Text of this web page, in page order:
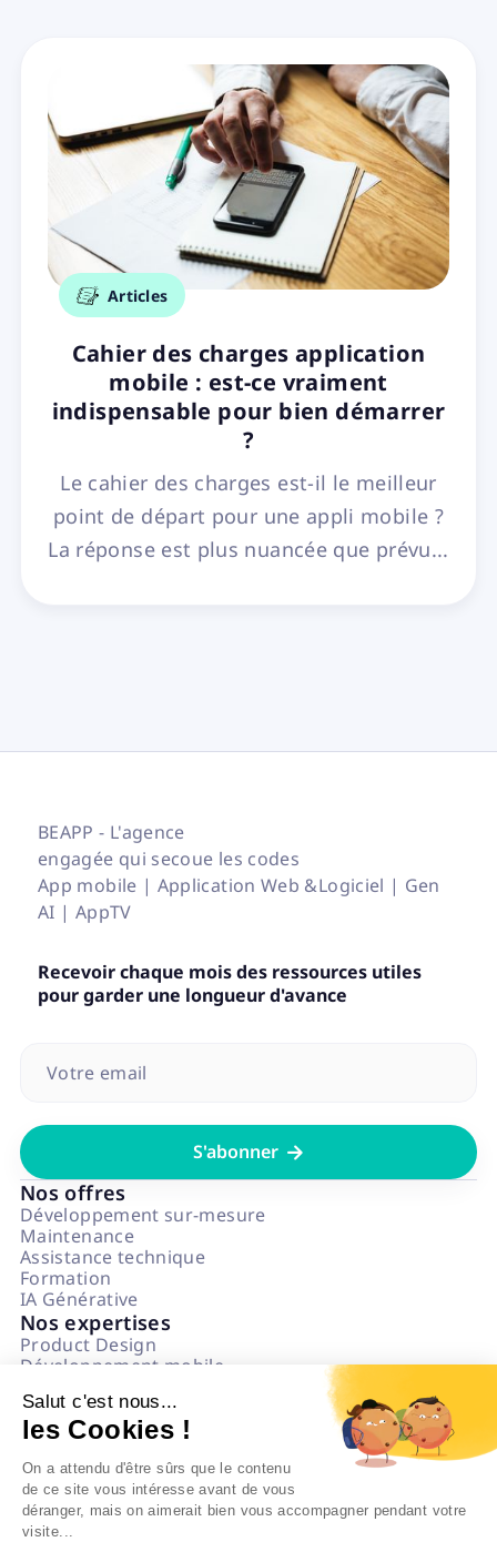
Salut c'est nous...
les Cookies !
On a attendu d'être sûrs que le contenu
de ce site vous intéresse avant de vous
déranger, mais on aimerait bien vous accompagner pendant votre
visite...
Articles
Cahier des charges application
mobile : est-ce vraiment
indispensable pour bien démarrer
?
Le cahier des charges est-il le meilleur
point de départ pour une appli mobile ?
La réponse est plus nuancée que prévu...
BEAPP - L'agence
engagée qui secoue les codes
App mobile | Application Web &Logiciel | Gen
AI | AppTV
Recevoir chaque mois des ressources utiles
pour garder une longueur d'avance

Nos offres
Développement sur-mesure
Maintenance
Assistance technique
Formation
IA Générative
Nos expertises
Product Design
Développement mobile
Data & IA
Numérique Responsable
L'agence
Notre état d'esprit
Politique impact